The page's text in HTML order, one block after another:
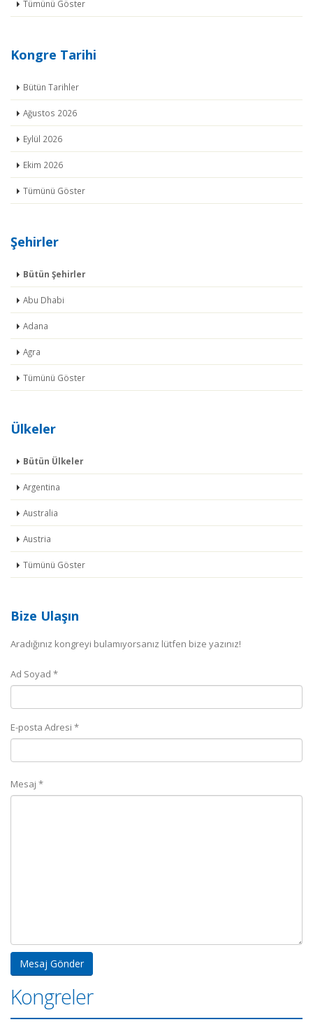
Tümünü Göster
Kongre Tarihi
Bütün Tarihler
Ağustos 2026
Eylül 2026
Ekim 2026
Tümünü Göster
Şehirler
Bütün Şehirler
Abu Dhabi
Adana
Agra
Tümünü Göster
Ülkeler
Bütün Ülkeler
Argentina
Australia
Austria
Tümünü Göster
Bize Ulaşın
Aradığınız kongreyi bulamıyorsanız lütfen bize yazınız!
Ad Soyad *
E-posta Adresi *
Mesaj *
Kongreler